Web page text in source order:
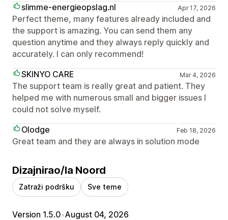
slimme-energieopslag.nl
Apr 17, 2026
Perfect theme, many features already included and
the support is amazing. You can send them any
question anytime and they always reply quickly and
accurately. I can only recommend!
SKINYO CARE
Mar 4, 2026
The support team is really great and patient. They
helped me with numerous small and bigger issues I
could not solve myself.
Olodge
Feb 18, 2026
Great team and they are always in solution mode
Dizajnirao/la Noord
Zatraži podršku Sve teme
Version 1.5.0•August 04, 2026